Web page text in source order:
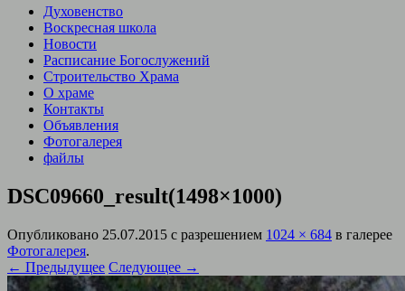
Духовенство
Воскресная школа
Новости
Расписание Богослужений
Строительство Храма
О храме
Контакты
Объявления
Фотогалерея
файлы
DSC09660_result(1498×1000)
Опубликовано 25.07.2015 с разрешением 1024 × 684 в галерее
Фотогалерея.
← Предыдущее Следующее →